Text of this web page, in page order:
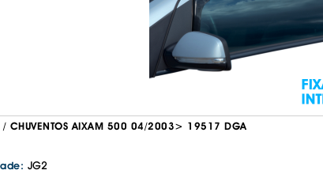
/ CHUVENTOS AIXAM 500 04/2003> 19517 DGA
JG2
Ir para o carrinho